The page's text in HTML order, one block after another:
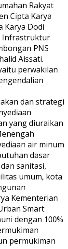
Rakyat
Cipta Karya
Karya Dodi
Infrastruktur
PNS
Aissati.
perwakilan
dan strategi
yang diuraikan
air minum
dasar
sanitasi,
umum, kota
Kementerian
Smart
dengan 100%
permukiman